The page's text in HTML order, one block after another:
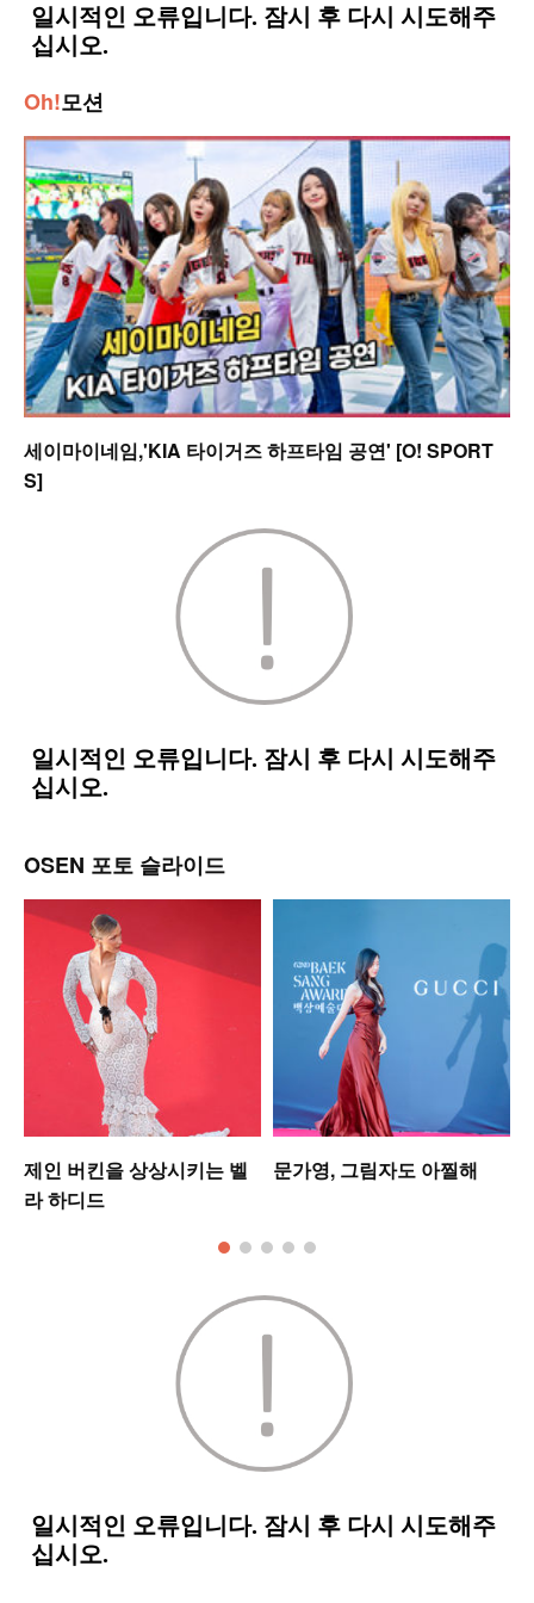
Oh!모션
세이마이네임,'KIA 타이거즈 하프타임 공연' [O! SPORT
S]
OSEN 포토 슬라이드
제인 버킨을 상상시키는 벨
라 하디드
문가영, 그림자도 아찔해